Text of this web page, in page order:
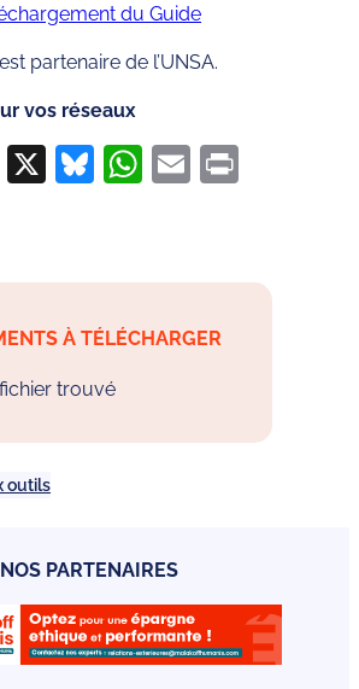
du Guide
partenaire de l’UNSA.
vos réseaux
LinkedIn
X Bluesky
WhatsApp
Email
À TÉLÉCHARGER
trouvé
outils
NOS PARTENAIRES